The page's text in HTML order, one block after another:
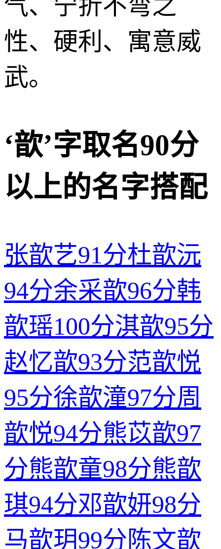
气、宁折不弯之
性、硬利、寓意威
武。
‘歆’字取名90分
以上的名字搭配
张歆艺91分杜歆沅
94分余采歆96分韩
歆瑶100分淇歆95分
赵忆歆93分范歆悦
95分徐歆潼97分周
歆悦94分熊苡歆97
分熊歆童98分熊歆
琪94分邓歆妍98分
马歆玥99分陈文歆